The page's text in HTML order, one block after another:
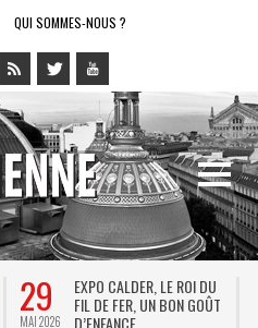
QUI SOMMES-NOUS ?
29
MAI 2026
EXPO CALDER, LE ROI DU
FIL DE FER, UN BON GOÛT
D’ENFANCE